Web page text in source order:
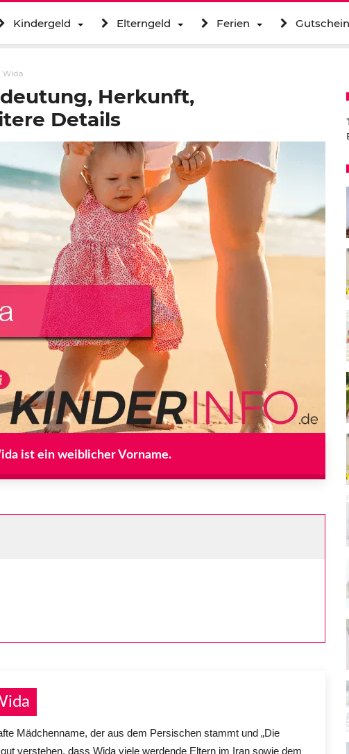
Kindergeld Elterngeld Ferien
Wida
Herkunft,
Details
ist ein weiblicher Vorname.
Mädchenname, der aus dem Persischen stammt und „Die
verstehen, dass Wida viele werdende Eltern im Iran sowie dem